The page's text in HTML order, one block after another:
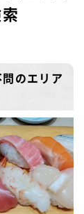
のエリア